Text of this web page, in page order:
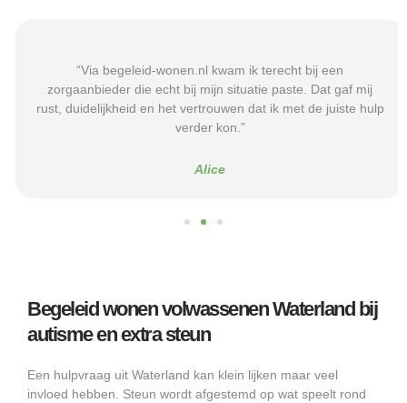
“Via begeleid-wonen.nl kwam ik terecht bij een
zorgaanbieder die echt bij mijn situatie paste. Dat gaf mij
rust, duidelijkheid en het vertrouwen dat ik met de juiste hulp
verder kon.”
Alice
Begeleid wonen volwassenen Waterland bij
autisme en extra steun
Een hulpvraag uit Waterland kan klein lijken maar veel
invloed hebben. Steun wordt afgestemd op wat speelt rond